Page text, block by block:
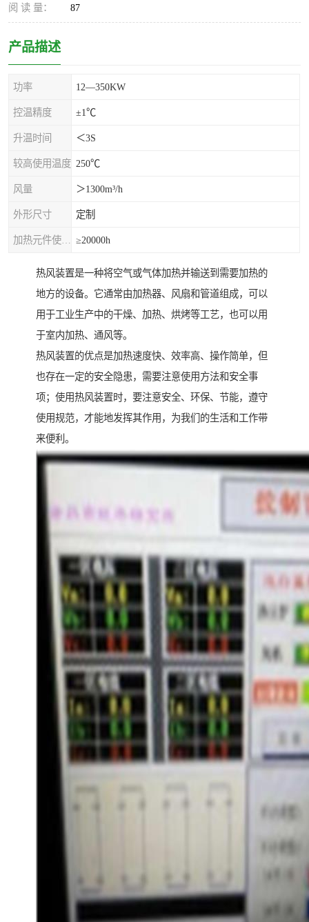
阅 读 量： 87
产品描述
功率 12—350KW
控温精度 ±1℃
升温时间 ＜3S
较高使用温度 250℃
风量 ＞1300m³/h
外形尺寸 定制
≥20000h
热风装置是一种将空气或气体加热并输送到需要加热的
地方的设备。它通常由加热器、风扇和管道组成，可以
用于工业生产中的干燥、加热、烘烤等工艺，也可以用
于室内加热、通风等。
热风装置的优点是加热速度快、效率高、操作简单，但
也存在一定的安全隐患，需要注意使用方法和安全事
项；使用热风装置时，要注意安全、环保、节能，遵守
使用规范，才能地发挥其作用，为我们的生活和工作带
来便利。